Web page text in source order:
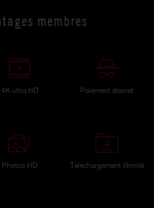
membres
4K ultra HD Paiement discret
Photos HD Téléchargement illimité